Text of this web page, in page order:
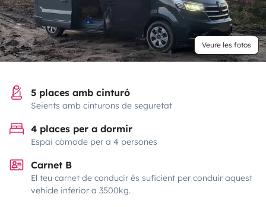
Veure les fotos
5 places amb cinturó
Seients amb cinturons de seguretat
4 places per a dormir
Espai còmode per a 4 persones
Carnet B
El teu carnet de conducir és suficient per conduir aquest
vehicle inferior a 3500kg.